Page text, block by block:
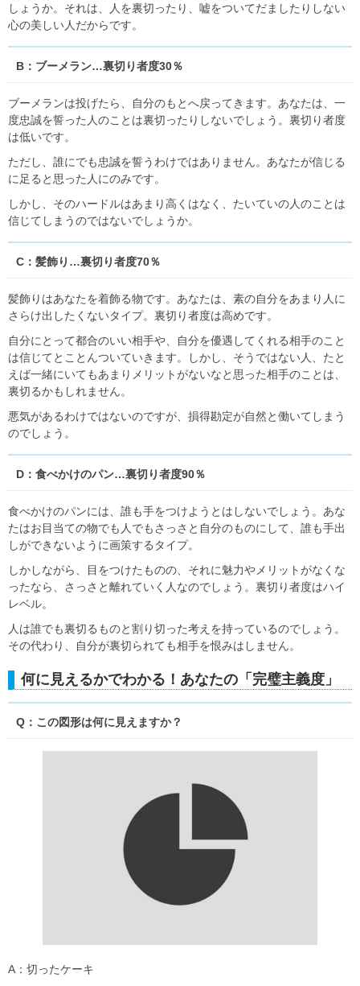
しょうか。それは、人を裏切ったり、嘘をついてだましたりしない
心の美しい人だからです。
B：ブーメラン…裏切り者度30％
ブーメランは投げたら、自分のもとへ戻ってきます。あなたは、一
度忠誠を誓った人のことは裏切ったりしないでしょう。裏切り者度
は低いです。
ただし、誰にでも忠誠を誓うわけではありません。あなたが信じる
に足ると思った人にのみです。
しかし、そのハードルはあまり高くはなく、たいていの人のことは
信じてしまうのではないでしょうか。
C：髪飾り…裏切り者度70％
髪飾りはあなたを着飾る物です。あなたは、素の自分をあまり人に
さらけ出したくないタイプ。裏切り者度は高めです。
自分にとって都合のいい相手や、自分を優遇してくれる相手のこと
は信じてとことんついていきます。しかし、そうではない人、たと
えば一緒にいてもあまりメリットがないなと思った相手のことは、
裏切るかもしれません。
悪気があるわけではないのですが、損得勘定が自然と働いてしまう
のでしょう。
D：食べかけのパン…裏切り者度90％
食べかけのパンには、誰も手をつけようとはしないでしょう。あな
たはお目当ての物でも人でもさっさと自分のものにして、誰も手出
しができないように画策するタイプ。
しかしながら、目をつけたものの、それに魅力やメリットがなくな
ったなら、さっさと離れていく人なのでしょう。裏切り者度はハイ
レベル。
人は誰でも裏切るものと割り切った考えを持っているのでしょう。
その代わり、自分が裏切られても相手を恨みはしません。
何に見えるかでわかる！あなたの「完璧主義度」
Q：この図形は何に見えますか？
A：切ったケーキ